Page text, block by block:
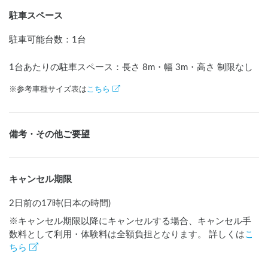
駐車スペース
駐車可能台数 ： 1台
1台あたりの駐車スペース：長さ 8m ・幅 3m ・高さ 制限なし
※参考車種サイズ表は こちら
備考・その他ご要望
キャンセル期限
2日前の17時(日本の時間)
※キャンセル期限以降にキャンセルする場合、キャンセル手
数料として利用・体験料は全額負担となります。 詳しくは こ
ちら